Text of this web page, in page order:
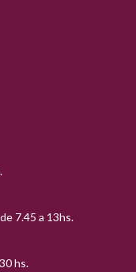
7.45 a 13hs.
hs.